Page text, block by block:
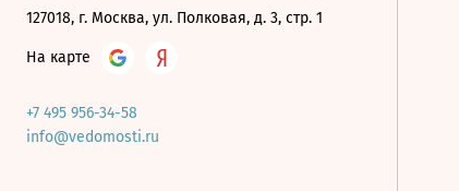
127018, г. Москва, ул. Полковая, д. 3, стр. 1
На карте
+7 495 956-34-58
info@vedomosti.ru